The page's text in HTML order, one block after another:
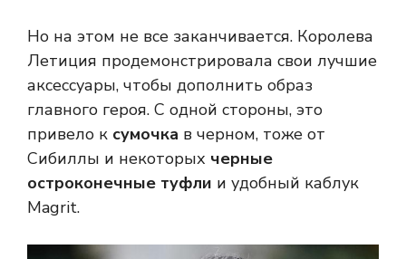
Но на этом не все заканчивается. Королева
Летиция продемонстрировала свои лучшие
аксессуары, чтобы дополнить образ
главного героя. С одной стороны, это
привело к сумочка в черном, тоже от
Сибиллы и некоторых черные
остроконечные туфли и удобный каблук
Magrit.